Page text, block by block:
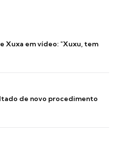
Xuxa em vídeo: "Xuxu, tem
de novo procedimento